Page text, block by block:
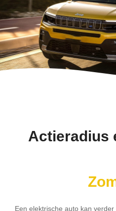
Actieradius
Een elektrische auto kan